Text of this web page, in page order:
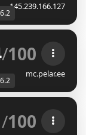
145.239.166.127
/100
mc.pelar.ee
/100